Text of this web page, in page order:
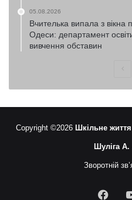
05.08.2026
Вчителька випала з вікна
Одеси: департамент
вивчення обставин
Copyright ©2026 Шкільне
Шуліга А.
Зворотній